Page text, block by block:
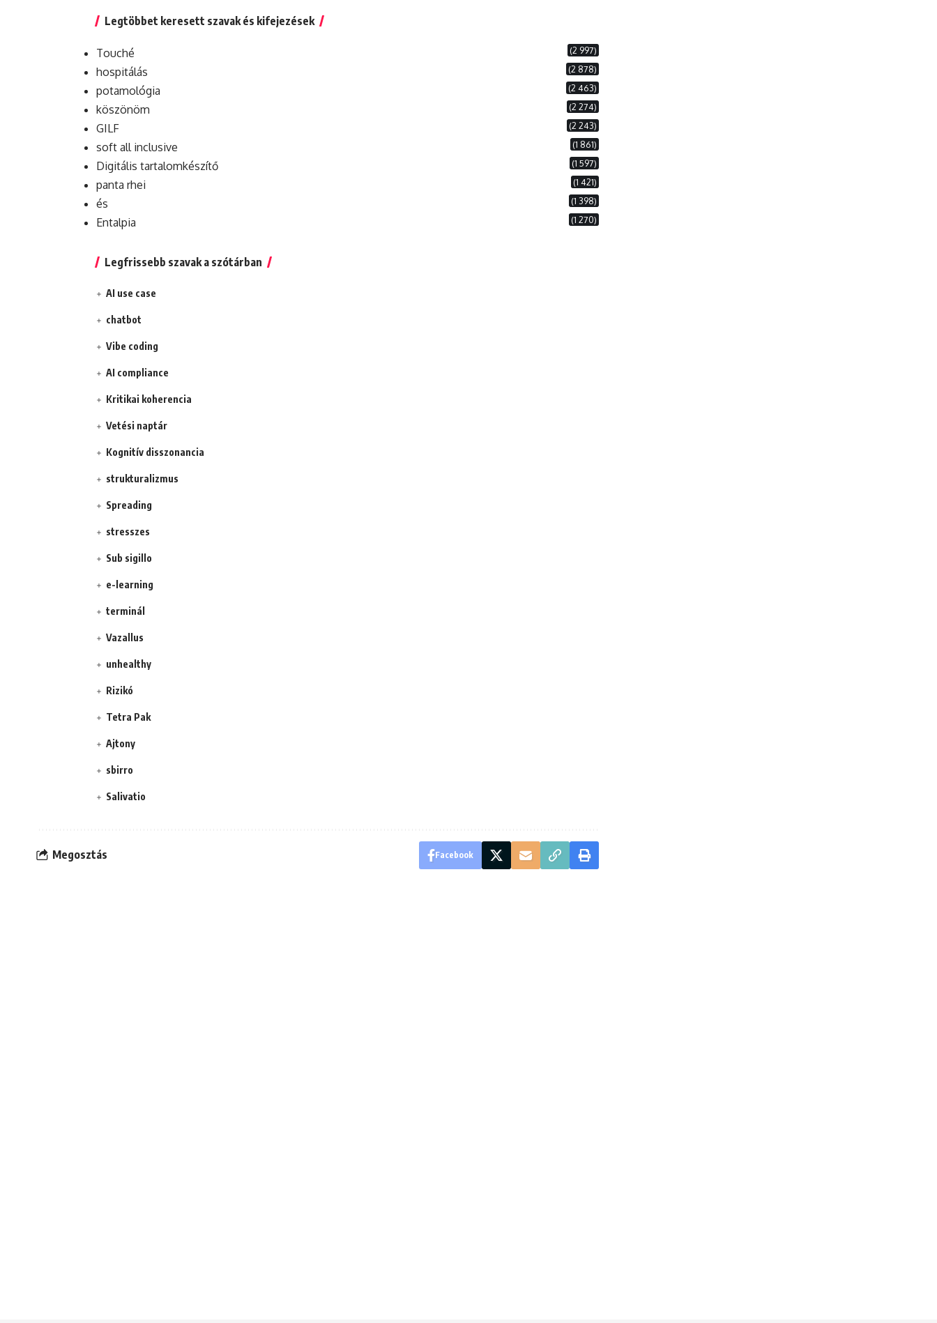
Legtöbbet keresett szavak és kifejezések
Touché (2 997)
hospitálás (2 878)
potamológia (2 463)
köszönöm (2 274)
GILF (2 243)
soft all inclusive (1 861)
Digitális tartalomkészítő (1 597)
panta rhei (1 421)
és (1 398)
Entalpia (1 270)
Legfrissebb szavak a szótárban
AI use case
chatbot
Vibe coding
AI compliance
Kritikai koherencia
Vetési naptár
Kognitív disszonancia
strukturalizmus
Spreading
stresszes
Sub sigillo
e-learning
terminál
Vazallus
unhealthy
Rizikó
Tetra Pak
Ajtony
sbirro
Salivatio
Megosztás Facebook